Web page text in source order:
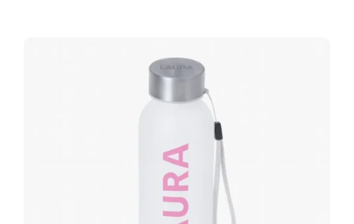
variantes.
Las
opciones
pueden
elegir
en
la
página